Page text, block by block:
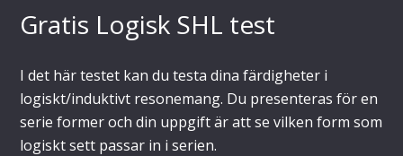
Gratis Logisk SHL test
I det här testet kan du testa dina färdigheter i
logiskt/induktivt resonemang. Du presenteras för en
serie former och din uppgift är att se vilken form som
logiskt sett passar in i serien.